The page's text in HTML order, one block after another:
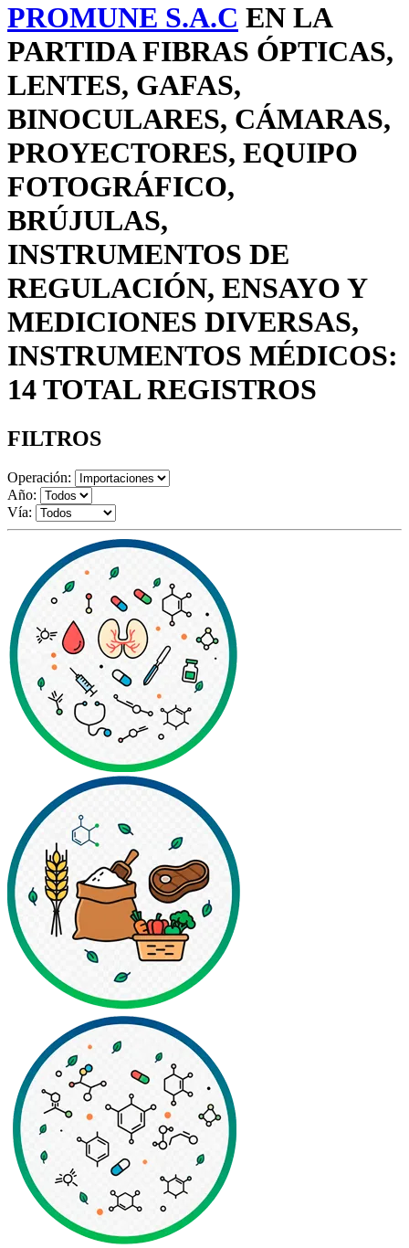
PROMUNE S.A.C EN LA
PARTIDA FIBRAS ÓPTICAS,
LENTES, GAFAS,
BINOCULARES, CÁMARAS,
PROYECTORES, EQUIPO
FOTOGRÁFICO,
BRÚJULAS,
INSTRUMENTOS DE
REGULACIÓN, ENSAYO Y
MEDICIONES DIVERSAS,
INSTRUMENTOS MÉDICOS:
14 TOTAL REGISTROS
FILTROS
Operación:
Año:
Vía: